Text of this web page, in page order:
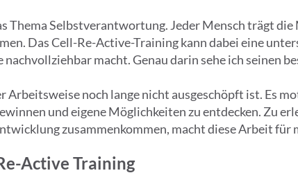
Thema Selbstverantwortung. Jeder Mensch trägt
Das Cell-Re-Active-Training kann dabei eine
macht. Genau darin sehe ich seinen
Arbeitsweise noch lange nicht ausgeschöpft ist. Es
und eigene Möglichkeiten zu entdecken. Zu
zusammenkommen, macht diese Arbeit für
Active Training